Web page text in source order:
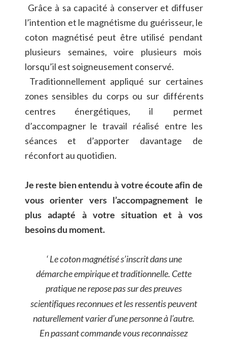
Grâce à sa capacité à conserver et diffuser
l’intention et le magnétisme du guérisseur, le
coton magnétisé peut être utilisé pendant
plusieurs
semaines, voire plusieurs
mois
lorsqu’il est soigneusement conservé.
Traditionnellement appliqué sur certaines
zones sensibles du corps ou sur différents
centres
énergétiques, il
permet
d’accompagner le travail réalisé entre les
séances
et d’apporter davantage
de
réconfort au quotidien.
Je reste bienentendu à votreécouteafin de
vous orienter vers l’accompagnement
le
plus adapté à votre situation et à vos
besoins du moment.
‘ Le coton magnétisé s’inscrit dans une
démarche empirique et traditionnelle. Cette
pratique ne repose pas sur des preuves
scientifiques reconnues et les ressentis peuvent
naturellement varier d’une personne à l’autre.
En passant commande vous reconnaissez